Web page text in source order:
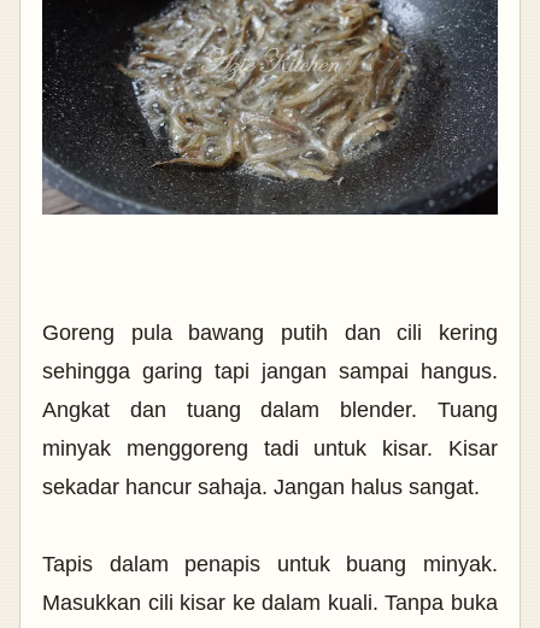
Goreng pula bawang putih dan cili kering
sehingga garing tapi jangan sampai hangus.
Angkat dan tuang dalam blender. Tuang
minyak menggoreng tadi untuk kisar. Kisar
sekadar hancur sahaja. Jangan halus sangat.
Tapis dalam penapis untuk buang minyak.
Masukkan cili kisar ke dalam kuali. Tanpa buka